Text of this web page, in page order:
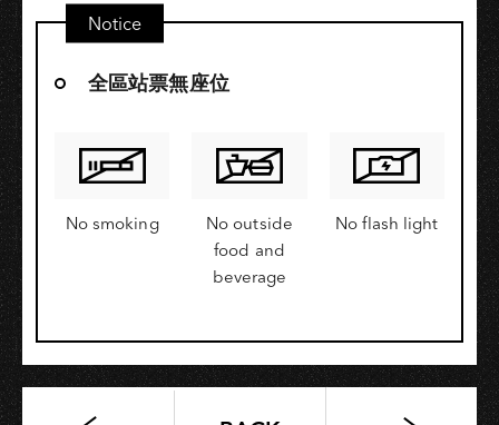
Notice
全區站票無座位
No smoking
No outside
food and
beverage
No flash light